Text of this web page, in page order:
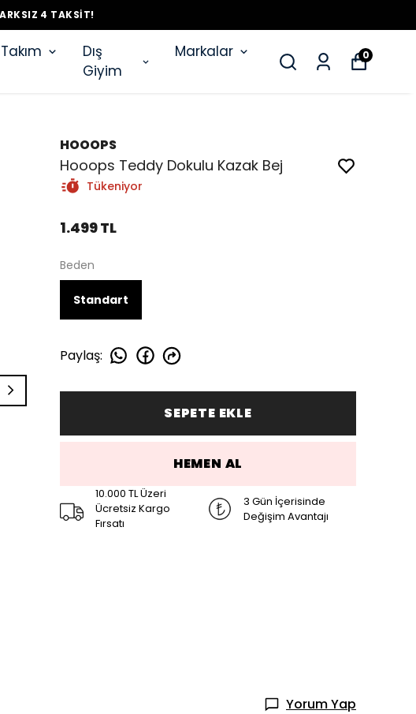
4 TAKSIT!
Takım
Dış
Giyim
Markalar 0
HOOOPS
Hooops Teddy Dokulu Kazak Bej
Tükeniyor
1.499 TL
Beden
Standart
Paylaş:
SEPETE EKLE
HEMEN AL
10.000 TL Üzeri
Ücretsiz Kargo
Fırsatı
3 Gün İçerisinde
Değişim Avantajı
Yorum Yap